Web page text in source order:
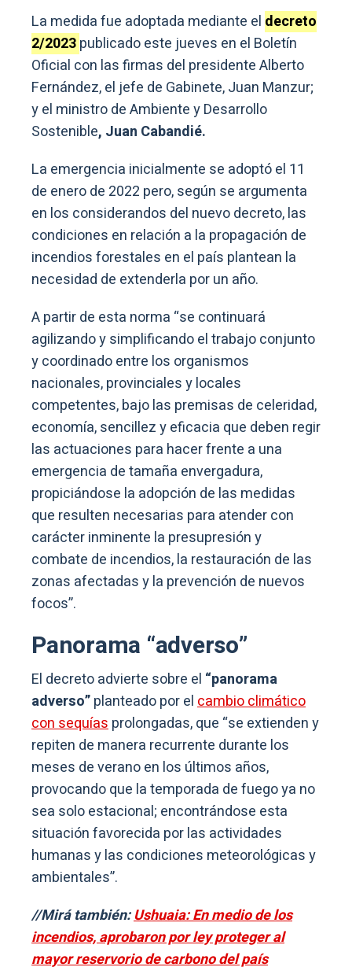
La medida fue adoptada mediante el decreto
2/2023publicado este jueves en el Boletín
Oficial con las firmas del presidente Alberto
Fernández, el jefe de Gabinete, Juan Manzur;
y el ministro de Ambiente y Desarrollo
Sostenible, Juan Cabandié.
La emergencia inicialmente se adoptó el 11
de enero de 2022 pero, según se argumenta
en los considerandos del nuevo decreto, las
condiciones en relación a la propagación de
incendios forestales en el país plantean la
necesidad de extenderla por un año.
A partir de esta norma “se continuará
agilizando y simplificando el trabajo conjunto
y coordinado entre los organismos
nacionales, provinciales y locales
competentes, bajo las premisas de celeridad,
economía, sencillez y eficacia que deben regir
las actuaciones para hacer frente a una
emergencia de tamaña envergadura,
propiciándose la adopción de las medidas
que resulten necesarias para atender con
carácter inminente la presupresión y
combate de incendios, la restauración de las
zonas afectadas y la prevención de nuevos
focos”.
Panorama “adverso”
El decreto advierte sobre el “panorama
adverso”planteado por elcambio climático
con sequíasprolongadas, que “se extienden y
repiten de manera recurrente durante los
meses de verano en los últimos años,
provocando que la temporada de fuego ya no
sea solo estacional; encontrándose esta
situación favorecida por las actividades
humanas y las condiciones meteorológicas y
ambientales”.
//Mirá también:Ushuaia: En medio de los
incendios, aprobaron por ley proteger al
mayor reservorio de carbono del país